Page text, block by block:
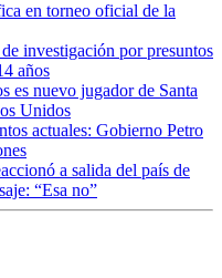
en torneo oficial de la
investigación por presuntos
años
es nuevo jugador de Santa
Unidos
actuales: Gobierno Petro
a salida del país de
“Esa no”